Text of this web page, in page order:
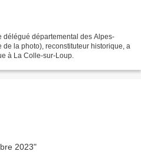
délégué départemental des Alpes-
de la photo), reconstituteur historique, a
à La Colle-sur-Loup.